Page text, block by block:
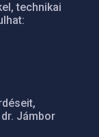
technikai
Jámbor